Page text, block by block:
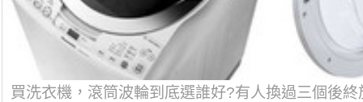
買洗衣機，滾筒波輪到底選誰好?有人換過三個後終